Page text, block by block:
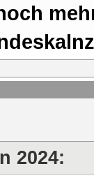
2024: